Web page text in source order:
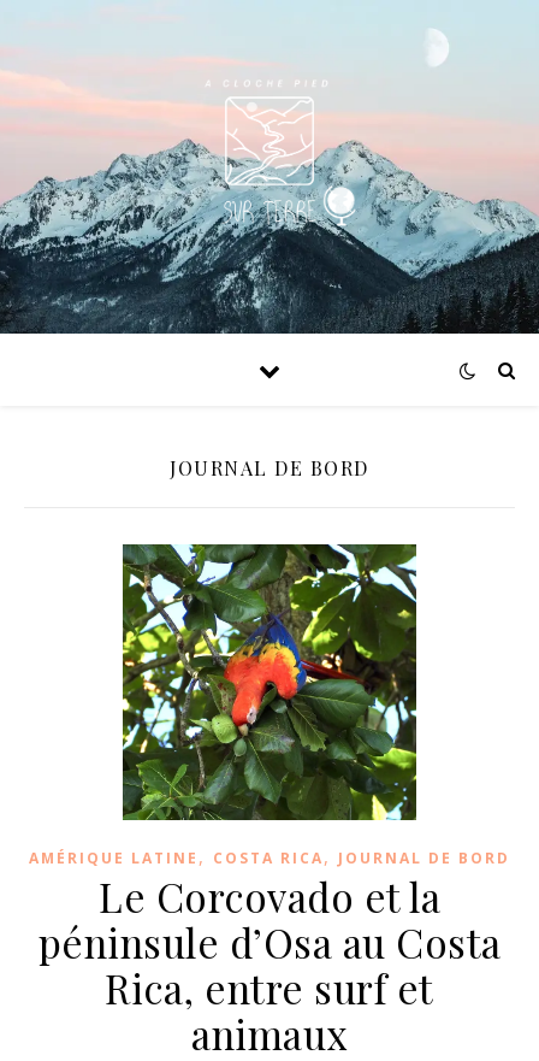
JOURNAL DE BORD
AMÉRIQUE LATINE , COSTA RICA, JOURNAL DE BORD
Le Corcovado et la
péninsule d’Osa au Costa
Rica, entre surf et
animaux